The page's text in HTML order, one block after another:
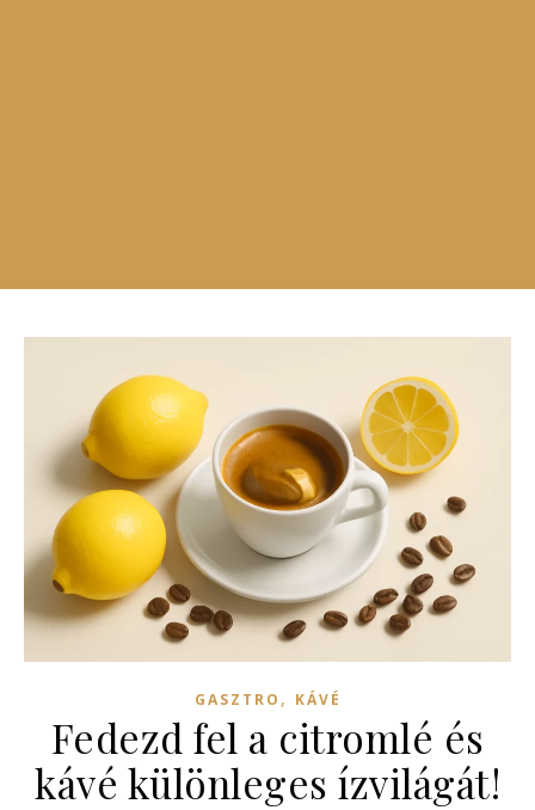
GASZTRO , KÁVÉ
Fedezd fel a citromlé és
kávé különleges ízvilágát!